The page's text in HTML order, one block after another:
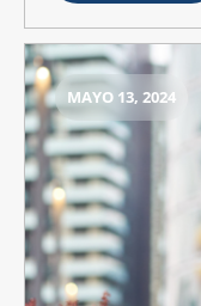
MAYO 13, 2024